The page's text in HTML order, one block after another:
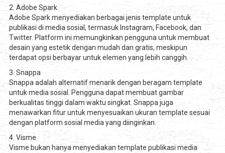
2. Adobe Spark
Adobe Spark menyediakan berbagai jenis template untuk
publikasi di media sosial, termasuk Instagram, Facebook, dan
Twitter. Platform ini memungkinkan pengguna untuk membuat
desain yang estetik dengan mudah dan gratis, meskipun
terdapat opsi berbayar untuk elemen yang lebih canggih.
3. Snappa
Snappa adalah alternatif menarik dengan beragam template
untuk media sosial. Pengguna dapat membuat gambar
berkualitas tinggi dalam waktu singkat. Snappa juga
menawarkan fitur untuk menyesuaikan ukuran template sesuai
dengan platform sosial media yang diinginkan.
4. Visme
Visme bukan hanya menyediakan template publikasi media